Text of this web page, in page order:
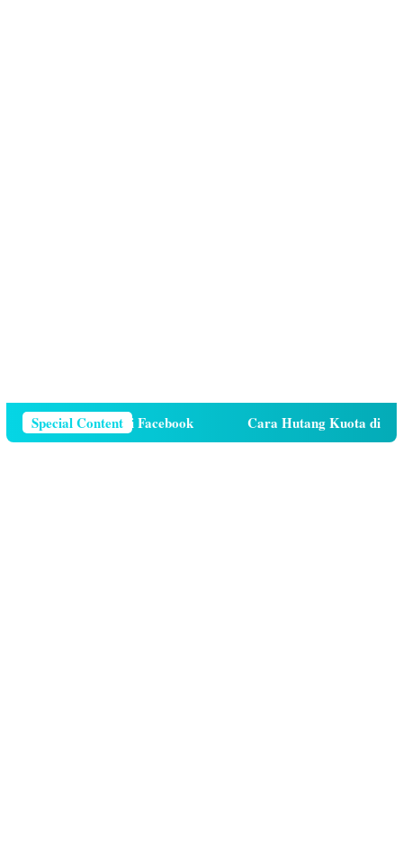
Special Content
Telepon Di Facebook Cara Hutang Kuota di Telkomsel